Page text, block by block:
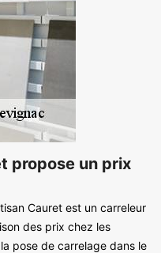
propose un prix
Cauret est un carreleur
des prix chez les
pose de carrelage dans le